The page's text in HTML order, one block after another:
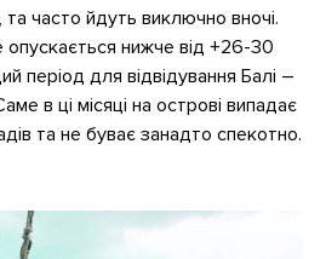
часто йдуть виключно вночі.
опускається нижче від +26-30
період для відвідування Балі –
в ці місяці на острові випадає
та не буває занадто спекотно.